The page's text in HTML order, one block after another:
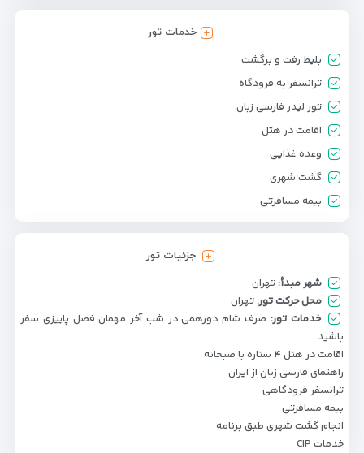
خدمات تور
بلیط رفت و برگشت
ترانسفر به فرودگاه
تور لیدر فارسی زبان
اقامت در هتل
وعده غذایی
گشت شهری
بیمه مسافرتی
جزئیات تور
شهر مبدأ: تهران
محل حرکت تور: تهران
خدمات تور: صرف شام دورهمی در شب آخر مهمان فصل پاییزی سفر
باشید
اقامت در هتل ۴ ستاره با صبحانه
راهنمای فارسی زبان از ایران
ترانسفر فرودگاهی
بیمه مسافرتی
انجام گشت شهری طبق برنامه
خدمات CIP